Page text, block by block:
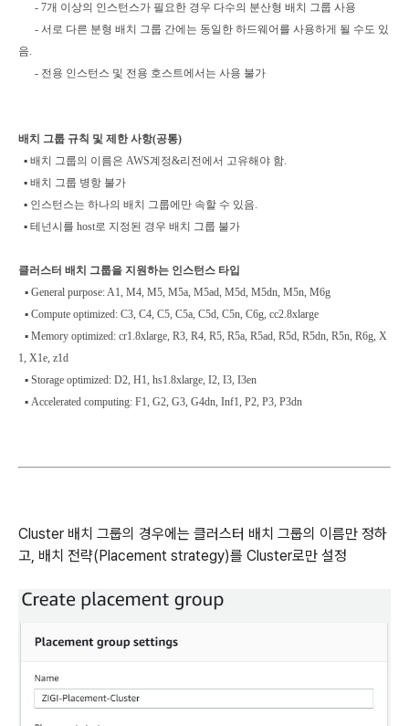
- 7개 이상의 인스턴스가 필요한 경우 다수의 분산형 배치 그룹 사용
- 서로 다른 분형 배치 그룹 간에는 동일한 하드웨어를 사용하게 될 수도 있
음.
- 전용 인스턴스 및 전용 호스트에서는 사용 불가
배치 그룹 규칙 및 제한 사항(공통)
▪ 배치 그룹의 이름은 AWS계정&리전에서 고유해야 함.
▪ 배치 그룹 병항 불가
▪ 인스턴스는 하나의 배치 그룹에만 속할 수 있음.
▪ 테넌시를 host로 지정된 경우 배치 그룹 불가
클러스터 배치 그룹을 지원하는 인스턴스 타입
▪ General purpose: A1, M4, M5, M5a, M5ad, M5d, M5dn, M5n, M6g
▪ Compute optimized: C3, C4, C5, C5a, C5d, C5n, C6g, cc2.8xlarge
▪ Memory optimized: cr1.8xlarge, R3, R4, R5, R5a, R5ad, R5d, R5dn, R5n, R6g, X
1, X1e, z1d
▪ Storage optimized: D2, H1, hs1.8xlarge, I2, I3, I3en
▪ Accelerated computing: F1, G2, G3, G4dn, Inf1, P2, P3, P3dn
Cluster 배치 그룹의 경우에는 클러스터 배치 그룹의 이름만 정하
고, 배치 전략(Placement strategy)를 Cluster로만 설정